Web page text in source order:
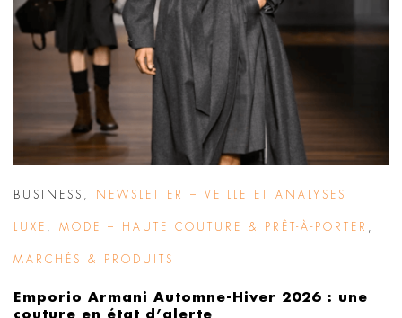
BUSINESS NEWSLETTER – VEILLE ET ANALYSES
LUXE MODE – HAUTE COUTURE & PRÊT-À-PORTER
MARCHÉS & PRODUITS
Emporio Armani Automne-Hiver 2026 : une
couture en état d’alerte